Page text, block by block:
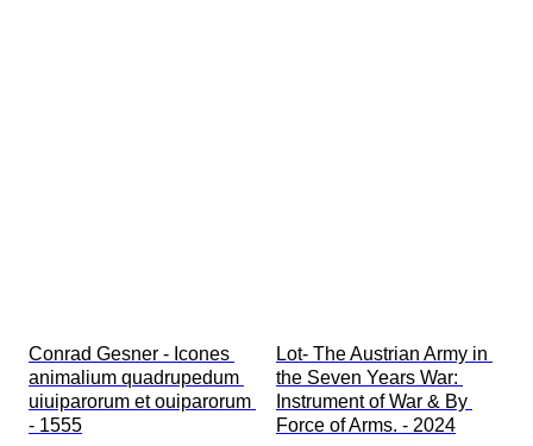
Conrad Gesner - Icones
animalium quadrupedum
uiuiparorum et ouiparorum
- 1555
Lot- The Austrian Army in
the Seven Years War:
Instrument of War & By
Force of Arms. - 2024